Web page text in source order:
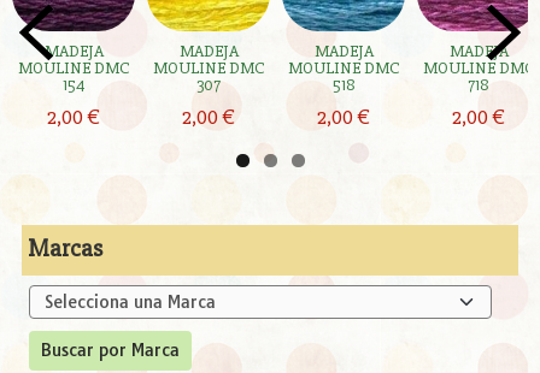
Marcas
MADEJA
MOULINE DMC
154
2,00 €
MADEJA
MOULINE DMC
307
2,00 €
MADEJA
MOULINE DMC
518
2,00 €
MADEJA
MOULINE DMC
718
2,00 €